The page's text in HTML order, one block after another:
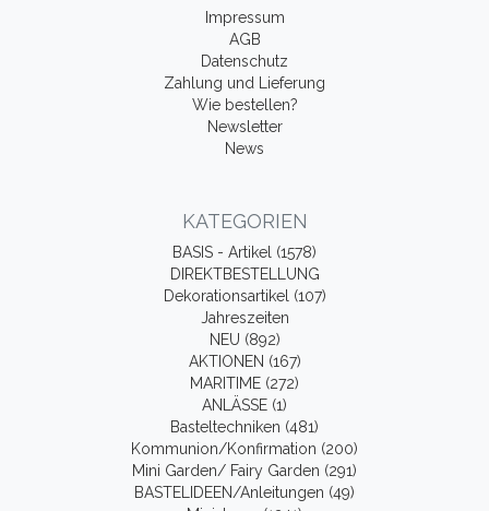
Impressum
AGB
Datenschutz
Zahlung und Lieferung
Wie bestellen?
Newsletter
News
KATEGORIEN
BASIS - Artikel (1578)
DIREKTBESTELLUNG
Dekorationsartikel (107)
Jahreszeiten
NEU (892)
AKTIONEN (167)
MARITIME (272)
ANLÄSSE (1)
Basteltechniken (481)
Kommunion/Konfirmation (200)
Mini Garden/ Fairy Garden (291)
BASTELIDEEN/Anleitungen (49)